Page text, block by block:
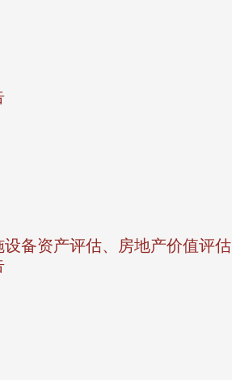
备资产评估、房地产价值评估